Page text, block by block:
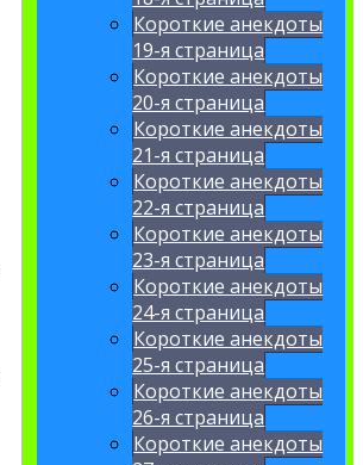
Короткие анекдоты
19-я страница
Короткие анекдоты
20-я страница
Короткие анекдоты
21-я страница
Короткие анекдоты
22-я страница
Короткие анекдоты
23-я страница
Короткие анекдоты
24-я страница
Короткие анекдоты
25-я страница
Короткие анекдоты
26-я страница
Короткие анекдоты